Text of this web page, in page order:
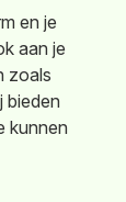
en je
aan je
zoals
bieden
kunnen